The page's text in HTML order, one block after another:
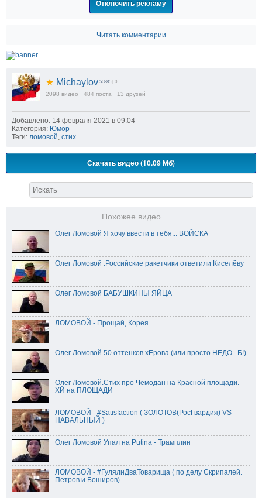
Отключить рекламу
Читать комментарии
★ Michaylov 50885 | 0
2098 видео 484 поста 13 друзей
Добавлено: 14 февраля 2021 в 09:04
Категория: Юмор
Теги: ломовой стих
Скачать видео (10.09 Мб)
Похожее видео
Олег Ломовой Я хочу ввести в тебя... ВОЙСКА
Олег Ломовой .Российские ракетчики ответили Киселёву
Олег Ломовой БАБУШКИНЫ ЯЙЦА
ЛОМОВОЙ - Прощай, Корея
Олег Ломовой 50 оттенков хЕрова (или просто НЕДО...Б!)
Олег Ломовой.Стих про Чемодан на Красной площади.
ХЙ на ПЛОЩАДИ
ЛОМОВОЙ - #Satisfaction ( ЗОЛОТОВ(РосГвардия) VS
НАВАЛЬНЫЙ )
Олег Ломовой Упал на Putinа - Трамплин
ЛОМОВОЙ - #ГулялиДваТоварища ( по делу Скрипалей.
Петров и Боширов)